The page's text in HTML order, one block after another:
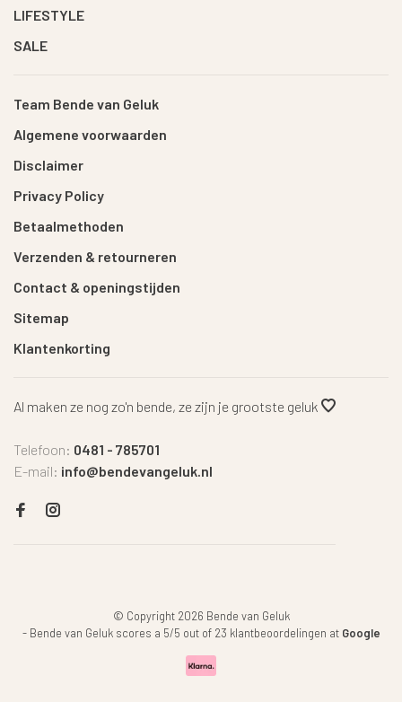
LIFESTYLE
SALE
Team Bende van Geluk
Algemene voorwaarden
Disclaimer
Privacy Policy
Betaalmethoden
Verzenden & retourneren
Contact & openingstijden
Sitemap
Klantenkorting
Al maken ze nog zo'n bende, ze zijn je grootste geluk
Telefoon: 0481 - 785701
E-mail: info@bendevangeluk.nl
© Copyright 2026 Bende van Geluk
- Bende van Geluk scores a 5/5 out of 23 klantbeoordelingen at Google